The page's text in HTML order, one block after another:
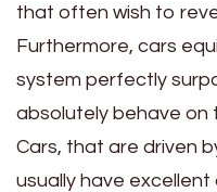
that often wish to
Furthermore, cars
system perfectly
absolutely behave on
Cars, that are driven
usually have